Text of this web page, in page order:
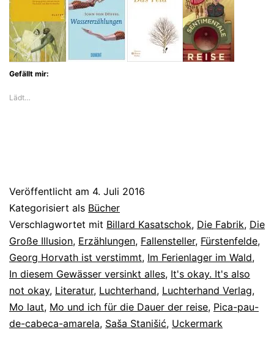
Gefällt mir:
Lädt…
Veröffentlicht am 4. Juli 2016
Kategorisiert als Bücher
Verschlagwortet mit Billard Kasatschok, Die Fabrik, Die
Große Illusion, Erzählungen, Fallensteller, Fürstenfelde,
Georg Horvath ist verstimmt, Im Ferienlager im Wald,
In diesem Gewässer versinkt alles, It's okay. It's also
not okay, Literatur, Luchterhand, Luchterhand Verlag,
Mo laut, Mo und ich für die Dauer der reise, Pica-pau-
de-cabeca-amarela, Saša Stanišić, Uckermark